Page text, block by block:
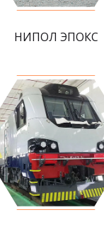
НИПОЛ ЭПОКС